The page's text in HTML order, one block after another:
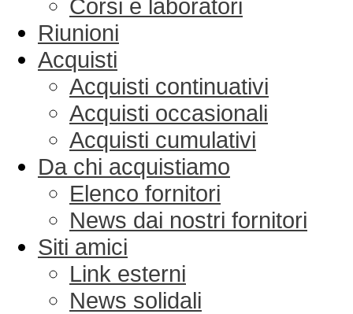
Corsi e laboratori
Riunioni
Acquisti
Acquisti continuativi
Acquisti occasionali
Acquisti cumulativi
Da chi acquistiamo
Elenco fornitori
News dai nostri fornitori
Siti amici
Link esterni
News solidali